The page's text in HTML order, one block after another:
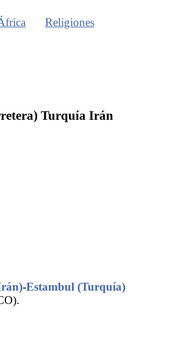
Religiones
Turquía Irán
-Estambul (Turquía)